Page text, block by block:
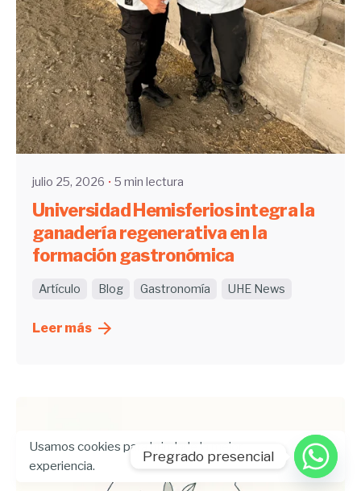
Enviado por
UHE
julio 25, 2026 5 min lectura
Universidad Hemisferios integra la
ganadería regenerativa en la
formación gastronómica
Artículo Blog Gastronomía UHE News
Leer más
Usamos cookies para brindarle la mejor
experiencia.
Pregrado presencial